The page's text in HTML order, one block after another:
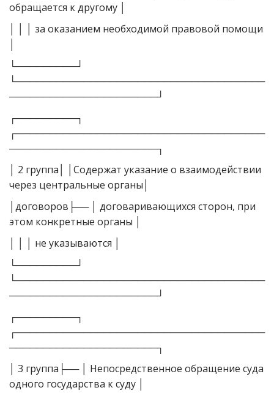
обращается к другому │
│ │ │ за оказанием необходимой правовой помощи
└─────────┘
└─────────────────────────────────────
──────────────────────┘
┌─────────┐
┌─────────────────────────────────────
──────────────────────┐
│ 2 группа│ │Содержат указание о взаимодействии
через центральные органы│
│договоров├── │ договаривающихся сторон, при
этом конкретные органы │
│ │ │ не указываются │
└─────────┘
└─────────────────────────────────────
──────────────────────┘
┌─────────┐
┌─────────────────────────────────────
──────────────────────┐
│ 3 группа├── │ Непосредственное обращение суда
одного государства к суду │